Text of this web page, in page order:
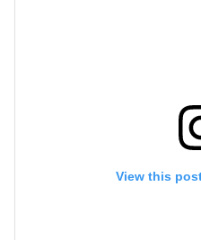
View this